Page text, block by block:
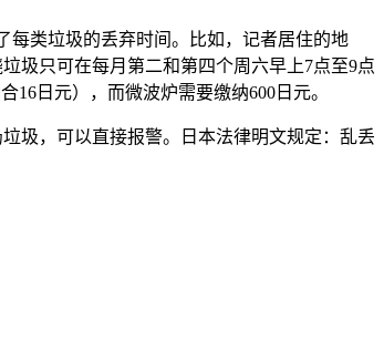
类垃圾的丢弃时间。比如，记者居住的地
圾只可在每月第二和第四个周六早上7点至9点
日元），而微波炉需要缴纳600日元。
圾，可以直接报警。日本法律明文规定：乱丢